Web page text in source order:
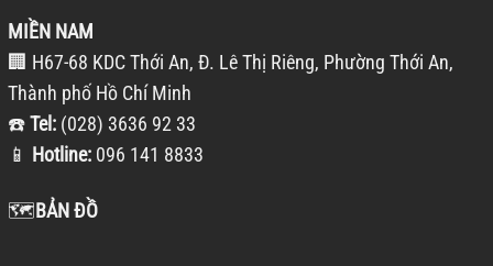
MIỀN NAM
🏢 H67-68 KDC Thới An, Đ. Lê Thị Riêng, Phường Thới An,
Thành phố Hồ Chí Minh
☎️Tel: (028) 3636 92 33
📱 Hotline: 096 141 8833
🗺️BẢN ĐỒ